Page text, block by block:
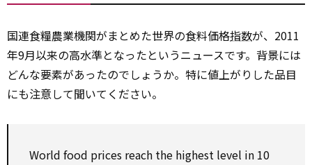
国連食糧農業機関がまとめた世界の食料価格指数が、2011
年9月以来の高水準となったというニュースです。背景には
どんな要素があったのでしょうか。特に値上がりした品目
にも注意して聞いてください。
World food prices reach the highest level in 10